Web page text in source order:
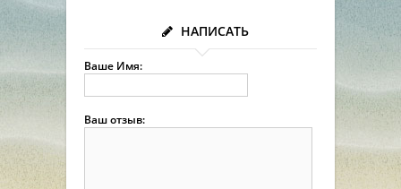
НАПИСАТЬ
Ваше Имя:
Ваш отзыв: